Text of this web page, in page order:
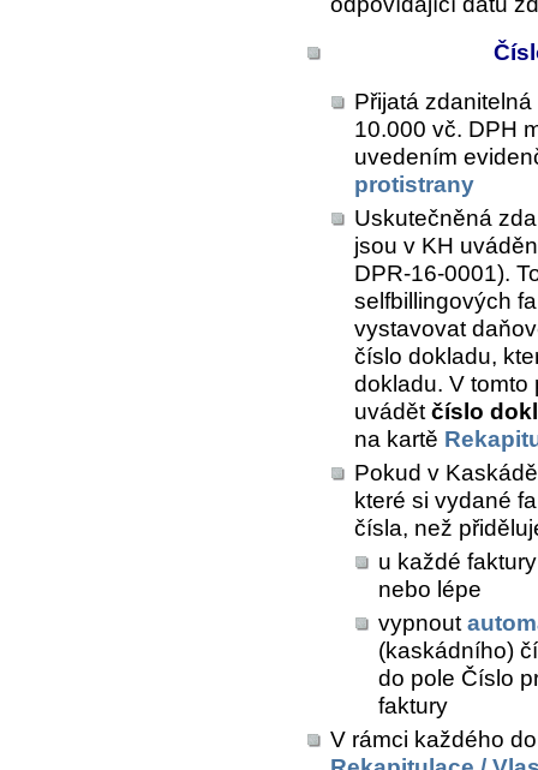
Přijatá
10.000 vč. DPH
uvedením
protistrany
Uskutečněná
jsou v KH
DPR-16-0001).
selfbillingových
vystavovat
číslo dokladu,
dokladu. V tomto
uvádět číslo
na kartě
Pokud v
které si vydané
čísla, než
u každé
nebo lépe
vypnout
(kaskádního)
do pole Číslo
faktury
V rámci každého